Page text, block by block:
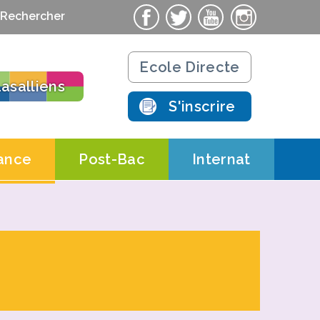
Rechercher
Ecole Directe
S'inscrire
St-Nicolas
Post-Bac
Le campus
Internat
Résidence